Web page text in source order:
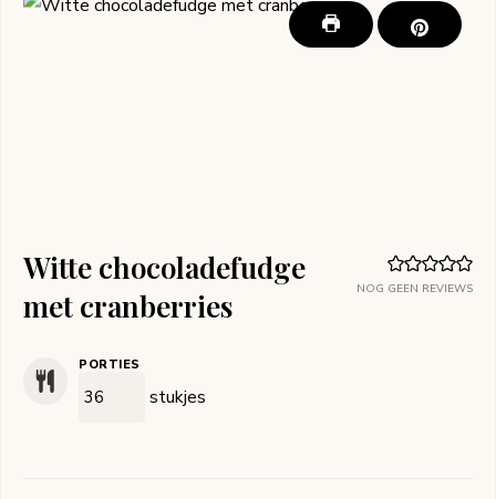
NOG GEEN REVIEWS
Witte chocoladefudge
met cranberries
PORTIES
stukjes